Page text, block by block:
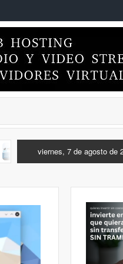
CAMBIANDO EL ESCRITORIO
viernes, 7 de agosto de